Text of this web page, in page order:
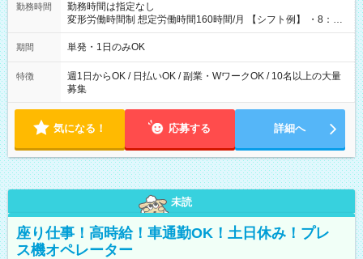
勤務時間
勤務時間は指定なし
変形労働時間制 想定労働時間160時間/月 【シフト例】 ・8：00
～21：00
期間 単発・1日のみOK
特徴
週1日からOK / 日払いOK / 副業・WワークOK / 10名以上の大量
募集
気になる！ 応募する 詳細へ
未読
座り仕事！高時給！車通勤OK！土日休み！プレ
ス機オペレーター